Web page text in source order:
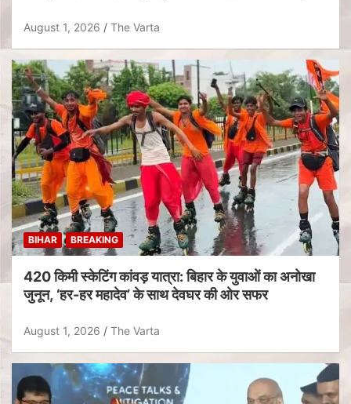
August 1, 2026 The Varta
BIHAR BREAKING
420 किमी स्केटिंग कांवड़ यात्रा: बिहार के युवाओं का अनोखा
जुनून, ‘हर-हर महादेव’ के साथ देवघर की ओर सफर
August 1, 2026 The Varta